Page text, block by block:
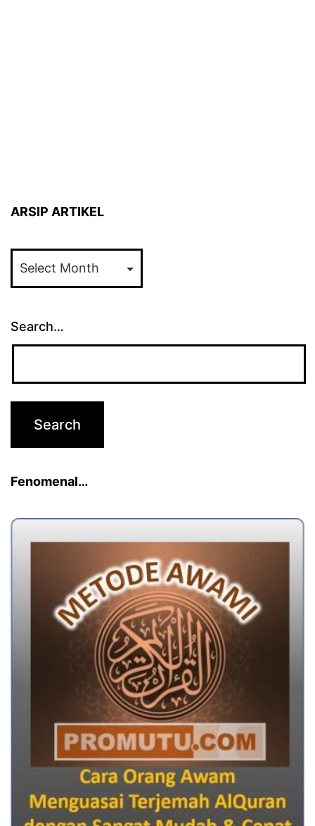
ARSIP ARTIKEL
ARTIKEL
Search…
Fenomenal…